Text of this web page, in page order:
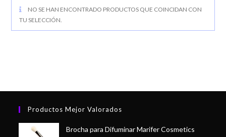
NO SE HAN ENCONTRADO PRODUCTOS QUE COINCIDAN CON
TU SELECCIÓN.
Productos Mejor Valorados
Brocha para Difuminar Marifer Cosmetics